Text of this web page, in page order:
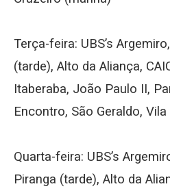
Terça-feira: UBS’s
(tarde), Alto da Aliança,
Itaberaba, João Paulo II,
Encontro, São Geraldo,
Quarta-feira: UBS’s
Piranga (tarde), Alto da